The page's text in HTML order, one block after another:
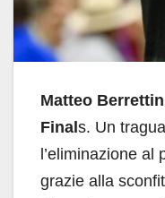
Matteo
Final s. Un
l’eliminazione
grazie alla